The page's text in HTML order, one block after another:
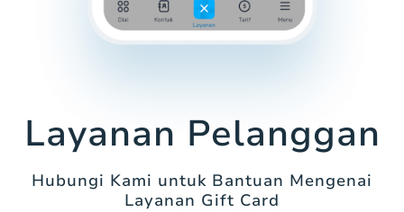
Layanan Pelanggan
Hubungi Kami untuk Bantuan Mengenai
Layanan Gift Card